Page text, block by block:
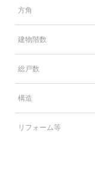
方角
建物階数
総戸数
構造
リフォーム等